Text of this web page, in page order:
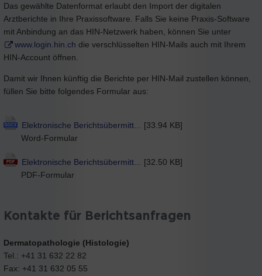
Das gewählte Datenformat erlaubt den Import der digitalen
Arztberichte in Ihre Praxissoftware. Falls Sie keine Praxis-Software
mit Anbindung an das HIN-Netzwerk haben, können Sie unter
www.login.hin.ch die verschlüsselten HIN-Mails auch mit Ihrem
HIN-Account öffnen.
Damit wir Ihnen künftig die Berichte per HIN-Mail zustellen können,
füllen Sie bitte folgendes Formular aus:
Elektronische Berichtsübermitt... [33.94 KB]
Word-Formular
Elektronische Berichtsübermitt... [32.50 KB]
PDF-Formular
Kontakte für Berichtsanfragen
Dermatopathologie (Histologie)
Tel.: +41 31 632 22 82
Fax: +41 31 632 05 55